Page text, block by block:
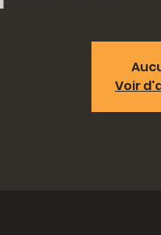
Voir